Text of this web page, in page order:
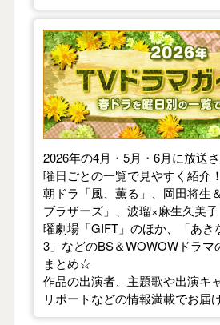
【2026年春】TVドラマガ
2026年の4月・5月・6月に放送
曜日ごとの一覧で見やすく紹介！
朝ドラ「風、薫る」、岡田将生
ブラザーズ」、波瑠×麻生久美
曜劇場「GIFT」のほか、「あき
3」などのBS＆WOWOWドラマ
まとめ☆
作品の出演者、主題歌や出演キ
リポートなどの情報満載でお届